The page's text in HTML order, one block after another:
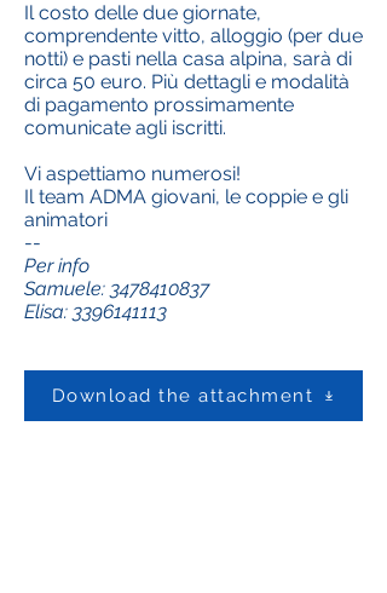
Il costo delle due giornate,
comprendente vitto, alloggio (per due
notti) e pasti nella casa alpina, sarà di
circa 50 euro. Più dettagli e modalità
di pagamento prossimamente
comunicate agli iscritti.
Vi aspettiamo numerosi!
Il team ADMA giovani, le coppie e gli
animatori
--
Per info
Samuele: 3478410837
Elisa: 3396141113
Download the attachment